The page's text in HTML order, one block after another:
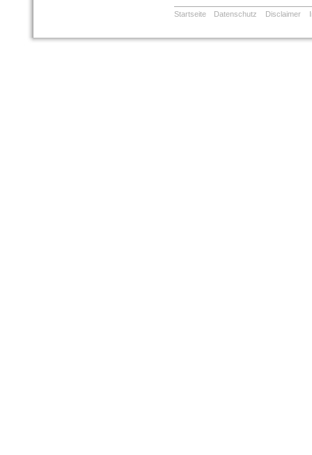
Startseite Datenschutz Disclaimer